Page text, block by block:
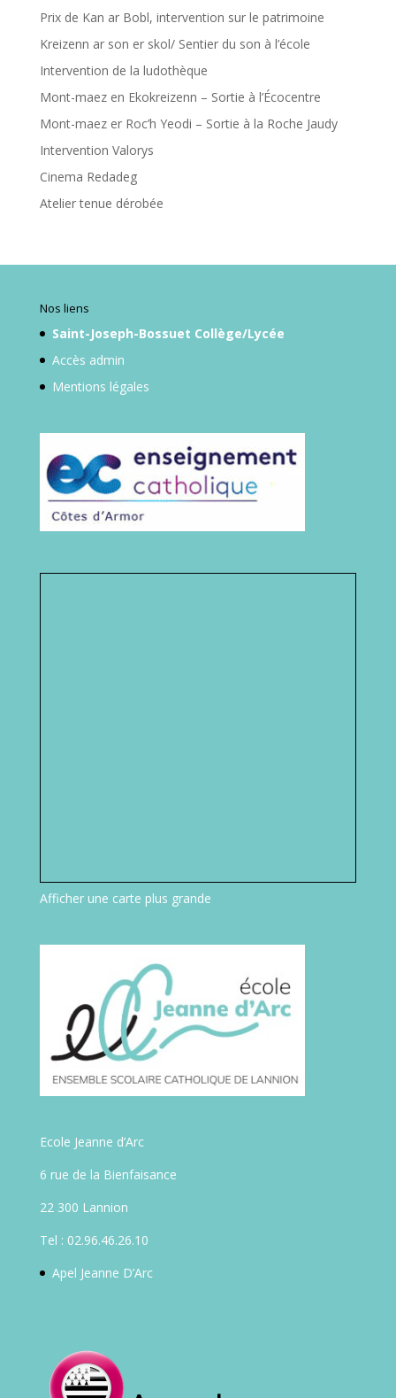
Prix de Kan ar Bobl, intervention sur le patrimoine
Kreizenn ar son er skol/ Sentier du son à l’école
Intervention de la ludothèque
Mont-maez en Ekokreizenn – Sortie à l’Écocentre
Mont-maez er Roc’h Yeodi – Sortie à la Roche Jaudy
Intervention Valorys
Cinema Redadeg
Atelier tenue dérobée
Nos liens
Saint-Joseph-Bossuet Collège/Lycée
Accès admin
Mentions légales
Afficher une carte plus grande
Ecole Jeanne d’Arc
6 rue de la Bienfaisance
22 300 Lannion
Tel : 02.96.46.26.10
Apel Jeanne D’Arc